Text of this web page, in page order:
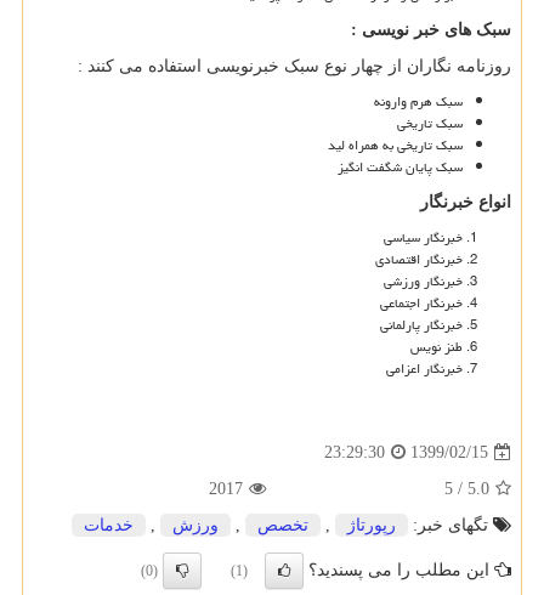
سبک های خبر نویسی :
روزنامه نگاران از چهار نوع سبک خبرنویسی استفاده می کنند :
سبک هرم وارونه
سبک تاریخی
سبک تاریخی به همراه لید
سبک پایان شگفت انگیز
انواع خبرنگار
خبرنگار سیاسی
خبرنگار اقتصادی
خبرنگار ورزشی
خبرنگار اجتماعی
خبرنگار پارلمانی
طنز نویس
خبرنگار اعزامی
1399/02/15
23:29:30
5.0
/
5
2017
تگهای خبر:
رپورتاژ , تخصص , ورزش , خدمات
این مطلب را می پسندید؟ (1)
(0)